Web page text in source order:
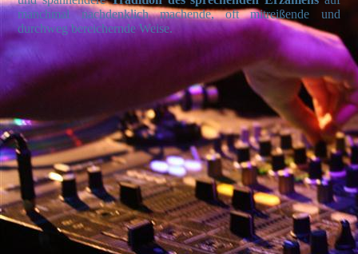
manchmal nachdenklich machende, oft mitreißende und
durchweg bereichernde Weise.
bb79fcc2-f771-4b7b-82f3-072dc83e58b7_1
aba52a47-a5ad-42a7-9ac4-dd85a1485ae6_1
03f84c42-99c7-429c-ac44-566891758cbb
3ca73b4c-742d-4812-af8e-7047aa260ad9
de9f2bb8-a97b-4058-ab18-bd2f711e62a3
e0a52f9a-c6ab-4467-ac75-68fa4a2b0e35_1
d30cc0cd-a10d-4b5d-b7e4-9f5fe3293c25_1